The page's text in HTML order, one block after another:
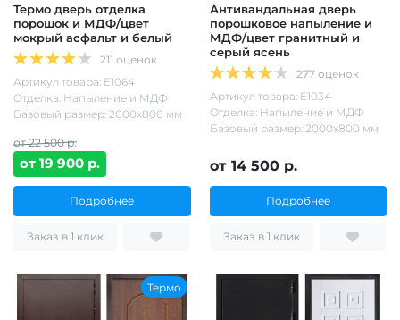
Термо дверь отделка
порошок и МДФ/цвет
мокрый асфальт и белый
211 оценок
Артикул товара: Е1064
Отделка: Напыление и МДФ
Базовый размер: 2000х800 мм
от 22 500 р.
от 19 900 р.
Подробнее
Заказ в 1 клик
Антивандальная дверь
порошковое напыление и
МДФ/цвет гранитный и
серый ясень
277 оценок
Артикул товара: Е1034
Отделка: Напыление и МДФ
Базовый размер: 2000х800 мм
от 14 500 р.
Подробнее
Заказ в 1 клик
Термо